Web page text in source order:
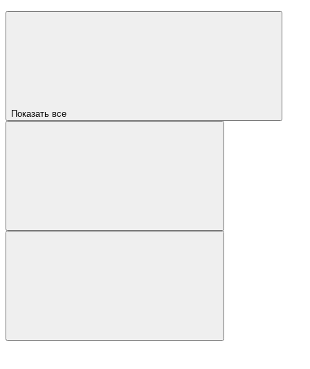
Показать все